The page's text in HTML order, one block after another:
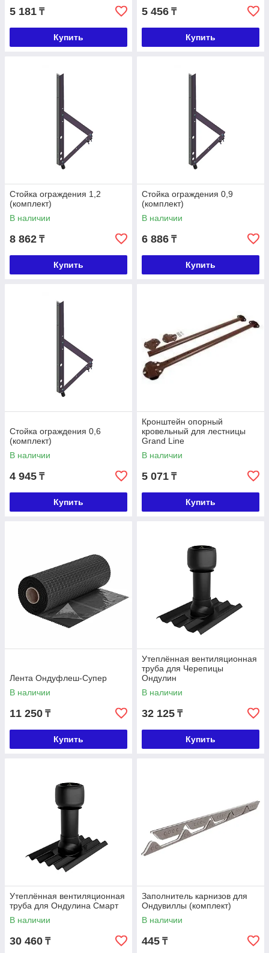
5 181 ₸
Купить
5 456 ₸
Купить
Стойка ограждения 1,2
(комплект)
В наличии
8 862 ₸
Купить
Стойка ограждения 0,9
(комплект)
В наличии
6 886 ₸
Купить
Стойка ограждения 0,6
(комплект)
В наличии
4 945 ₸
Купить
Кронштейн опорный
кровельный для лестницы
Grand Line
В наличии
5 071 ₸
Купить
Лента Ондуфлеш-Супер
В наличии
11 250 ₸
Купить
Утеплённая вентиляционная
труба для Черепицы
Ондулин
В наличии
32 125 ₸
Купить
Утеплённая вентиляционная
труба для Ондулина Смарт
В наличии
30 460 ₸
Заполнитель карнизов для
Ондувиллы (комплект)
В наличии
445 ₸